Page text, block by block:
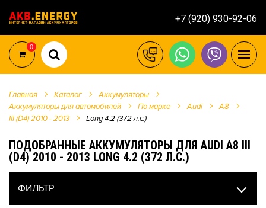
+7 (920) 930-92-06
0
Главная Каталог
Аккумуляторы
Аккумуляторы для автомобилей
По марке Audi
A8
III (D4) 2010 - 2013
Long 4.2 (372 л.с.)
ПОДОБРАННЫЕ АККУМУЛЯТОРЫ ДЛЯ AUDI A8 III
(D4) 2010 - 2013 LONG 4.2 (372 Л.С.)
ФИЛЬТР